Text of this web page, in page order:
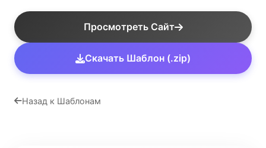
Просмотреть Сайт
Скачать Шаблон (.zip)
Назад к Шаблонам